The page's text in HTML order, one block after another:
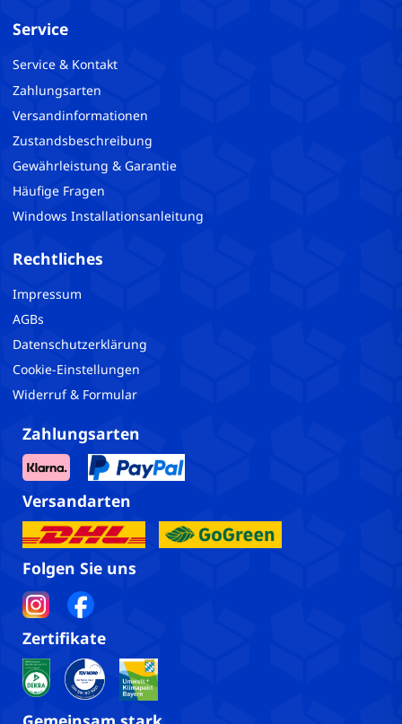
Service
Service & Kontakt
Zahlungsarten
Versandinformationen
Zustandsbeschreibung
Gewährleistung & Garantie
Häufige Fragen
Windows Installationsanleitung
Rechtliches
Impressum
AGBs
Datenschutzerklärung
Cookie-Einstellungen
Widerruf & Formular
Zahlungsarten
Versandarten
Folgen Sie uns
Zertifikate